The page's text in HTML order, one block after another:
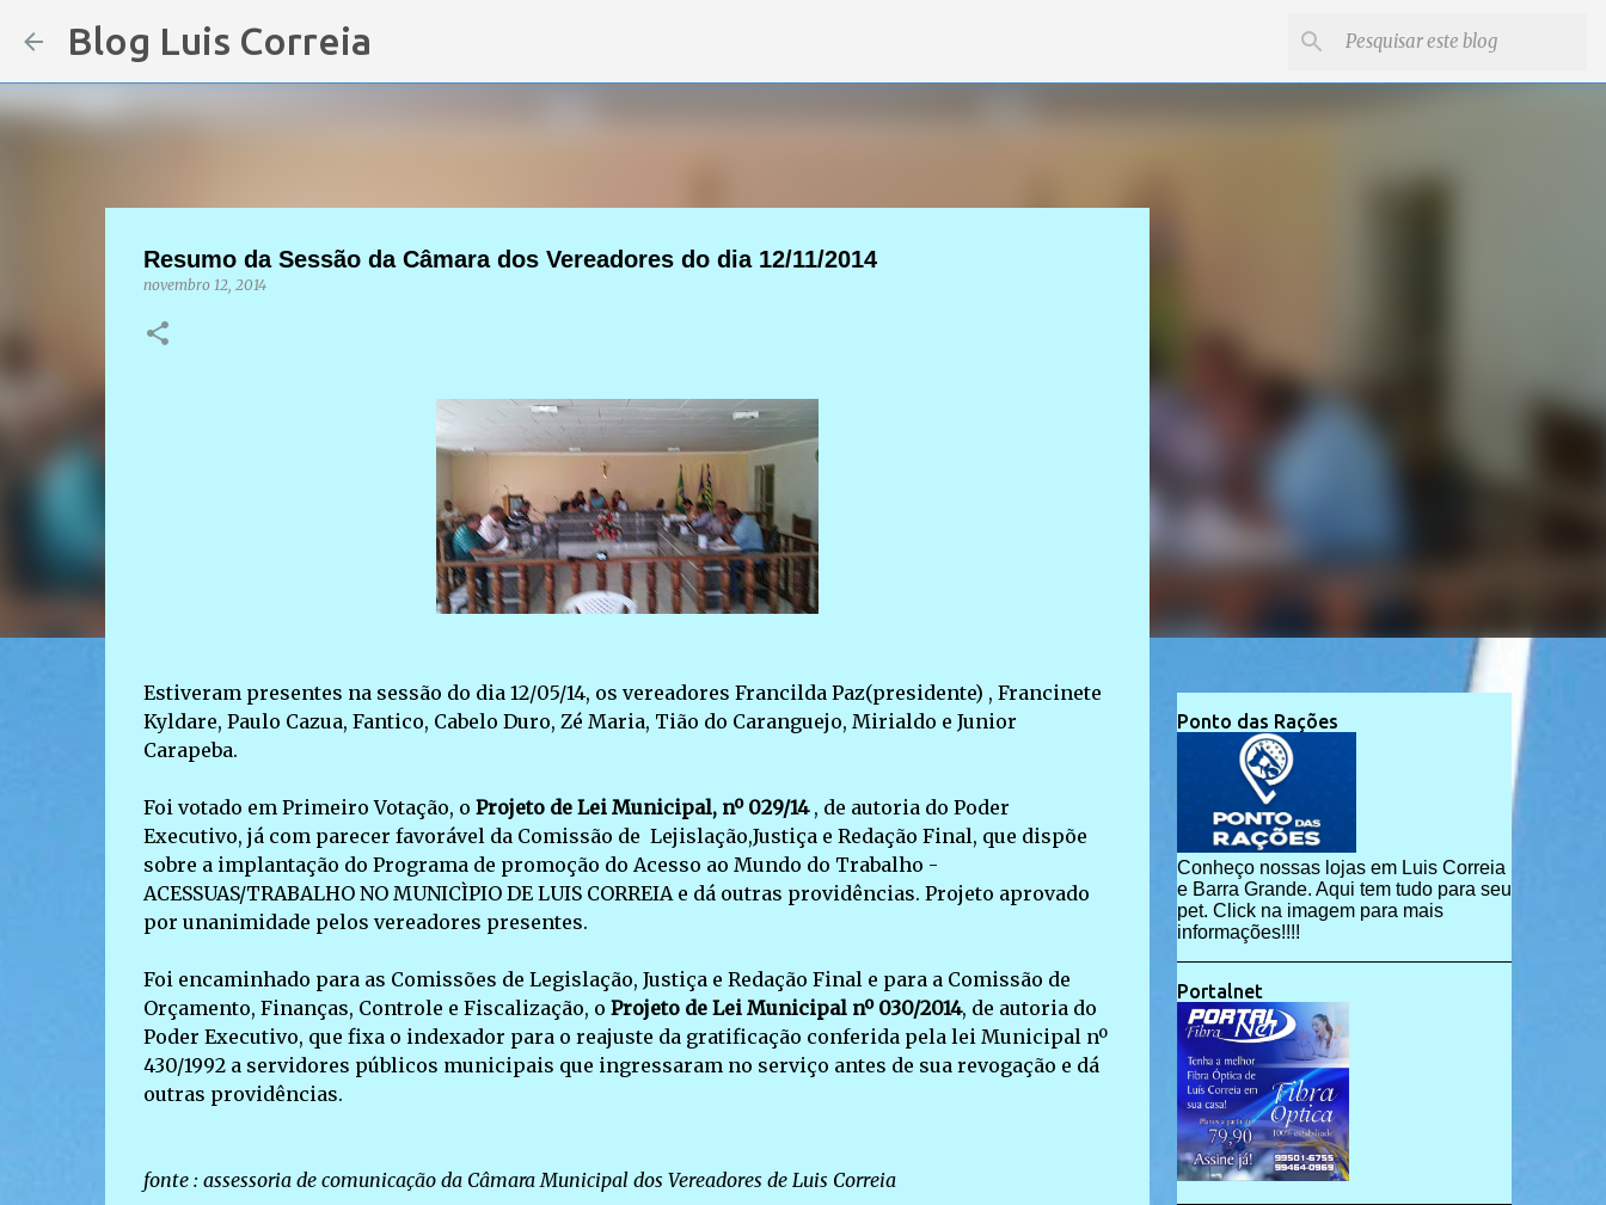
Blog Luis Correia
Resumo da Sessão da Câmara dos Vereadores do dia 12/11/2014
novembro 12, 2014
Estiveram presentes na sessão do dia 12/05/14, os vereadores Francilda Paz(presidente) , Francinete
Kyldare, Paulo Cazua, Fantico, Cabelo Duro, Zé Maria, Tião do Caranguejo, Mirialdo e Junior
Carapeba.
Foi votado em Primeiro Votação, o Projeto de Lei Municipal, nº 029/14, de autoria do Poder
Executivo, já com parecer favorável da Comissão de Lejislação,Justiça e Redação Final, que dispõe
sobre a implantação do Programa de promoção do Acesso ao Mundo do Trabalho -
ACESSUAS/TRABALHO NO MUNICÌPIO DE LUIS CORREIA e dá outras providências. Projeto aprovado
por unanimidade pelos vereadores presentes.
Foi encaminhado para as Comissões de Legislação, Justiça e Redação Final e para a Comissão de
Orçamento, Finanças, Controle e Fiscalização, o Projeto de Lei Municipal nº 030/2014, de autoria do
Poder Executivo, que fixa o indexador para o reajuste da gratificação conferida pela lei Municipal nº
430/1992 a servidores públicos municipais que ingressaram no serviço antes de sua revogação e dá
outras providências.
fonte : assessoria de comunicação da Câmara Municipal dos Vereadores de Luis Correia
Ponto das Rações
Conheço nossas lojas em Luis Correia
e Barra Grande. Aqui tem tudo para seu
pet. Click na imagem para mais
informações!!!!
Portalnet